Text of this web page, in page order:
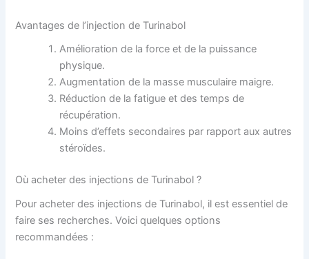
Avantages de l’injection de Turinabol
Amélioration de la force et de la puissance
physique.
Augmentation de la masse musculaire maigre.
Réduction de la fatigue et des temps de
récupération.
Moins d’effets secondaires par rapport aux autres
stéroïdes.
Où acheter des injections de Turinabol ?
Pour acheter des injections de Turinabol, il est essentiel de
faire ses recherches. Voici quelques options
recommandées :